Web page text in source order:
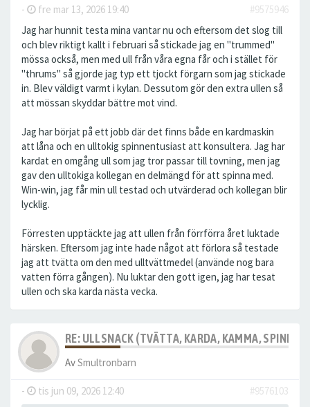
- fre mar 13, 2026 19:40
#9575946
Jag har hunnit testa mina vantar nu och eftersom det slog till
och blev riktigt kallt i februari så stickade jag en "trummed"
mössa också, men med ull från våra egna får och i stället för
"thrums" så gjorde jag typ ett tjockt förgarn som jag stickade
in. Blev väldigt varmt i kylan. Dessutom gör den extra ullen så
att mössan skyddar bättre mot vind.
Jag har börjat på ett jobb där det finns både en kardmaskin
att låna och en ulltokig spinnentusiast att konsultera. Jag har
kardat en omgång ull som jag tror passar till tovning, men jag
gav den ulltokiga kollegan en delmängd för att spinna med.
Win-win, jag får min ull testad och utvärderad och kollegan blir
lycklig.
Förresten upptäckte jag att ullen från förrförra året luktade
härsken. Eftersom jag inte hade något att förlora så testade
jag att tvätta om den med ulltvättmedel (använde nog bara
vatten förra gången). Nu luktar den gott igen, jag har tesat
ullen och ska karda nästa vecka.
RE: ULLSNACK (TVÄTTA, KARDA, KAMMA, SPINNA,
AvSmultronbarn
- tis jun 09, 2026 12:40
#9576103